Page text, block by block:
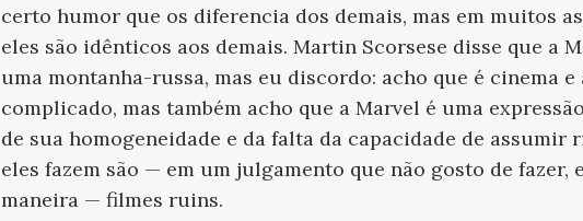
certo humor que os diferencia dos demais, mas em muitos
eles são idênticos aos demais. Martin Scorsese disse que a
uma montanha-russa, mas eu discordo: acho que é cinema
complicado, mas também acho que a Marvel é uma
de sua homogeneidade e da falta da capacidade de assumir
eles fazem são — em um julgamento que não gosto de fazer,
maneira — filmes ruins.